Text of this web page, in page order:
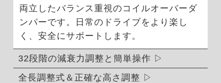
両立したバランス重視のコイルオーバーダ
ンパーです。日常のドライブをより楽し
く、安全にサポートします。
32段階の減衰力調整と簡単操作
全長調整式＆正確な高さ調整